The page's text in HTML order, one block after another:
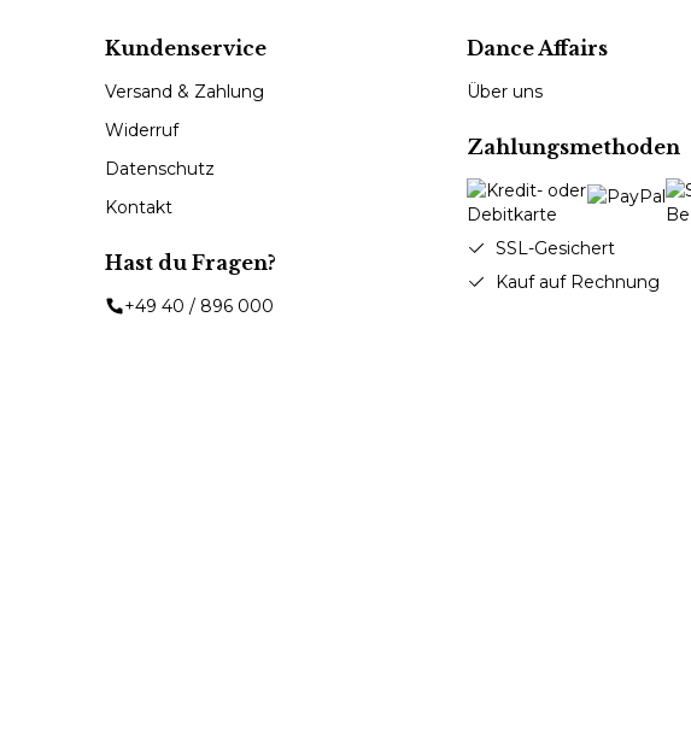
Kundenservice
Versand & Zahlung
Widerruf
Datenschutz
Kontakt
Hast du Fragen?
+49 40 / 896 000
Dance Affairs
Über uns
Zahlungsmethoden
SSL-Gesichert
Kauf auf Rechnung